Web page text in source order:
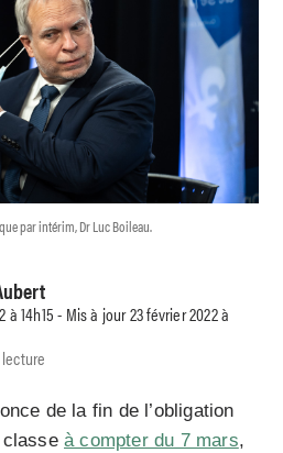
par intérim, Dr Luc Boileau.
à 14h15 - Mis à jour 23 février 2022 à
de la fin de l’obligation
classeà compter du 7 mars,